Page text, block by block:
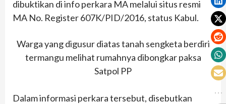
dibuktikan di info perkara MA melalui situs resmi
MA No. Register 607K/PID/2016, status Kabul.
Warga yang digusur diatas tanah sengketa berdiri
termangu melihat rumahnya dibongkar paksa
Satpol PP
Dalam informasi perkara tersebut, disebutkan